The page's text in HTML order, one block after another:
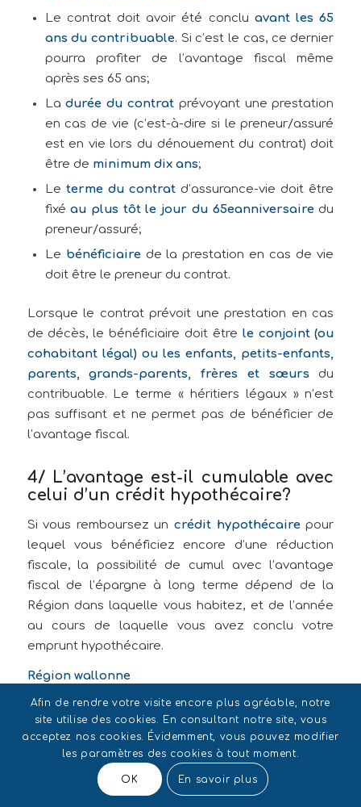
Le contrat doit avoir été conclu avant les 65
ans du contribuable. Si c’est le cas, ce dernier
pourra profiter de l’avantage fiscal même
après ses 65 ans;
Ladurée du contrat prévoyant une prestation
en cas de vie (c’est-à-dire si le preneur/assuré
est en vie lors du dénouement du contrat) doit
être de minimum dix ans;
Le terme du contrat d’assurance-vie doit être
fixéau plus tôt le jour du 65eanniversaire du
preneur/assuré;
Le bénéficiaire de la prestation en cas de vie
doit être le preneur du contrat.
Lorsque le contrat prévoit une prestation en cas
de décès, le bénéficiaire doit être le conjoint (ou
cohabitant légal) ou les enfants, petits-enfants,
parents, grands-parents, frères et sœurs du
contribuable. Le terme « héritiers légaux » n’est
pas suffisant et ne permet pas de bénéficier de
l’avantage fiscal.
4/ L’avantage est-il cumulable avec
celui d’un crédit hypothécaire?
Si vous remboursez uncrédit hypothécaire pour
lequel vous bénéficiez encore d’une réduction
fiscale, la possibilité de cumul avec l’avantage
fiscal de l’épargne à long terme dépend de la
Région dans laquelle vous habitez, et de l’année
au cours de laquelle vous avez conclu votre
emprunt hypothécaire.
Région wallonne
Si l’emprunt a été conclu avant 2016, les deux
avantages fiscaux sont repris dans la
corbeille fiscale . Vous pouvez donc solliciter
une réduction d’impôt pour un montant maximal
de 2.350 euros, comprenant le montant de
Afin de rendre votre visite encore plus agréable, notre
site utilise des cookies. En consultant notre site, vous
acceptez nos cookies. Évidemment, vous pouvez modifier
les paramètres des cookies à tout moment.
OK En savoir plus